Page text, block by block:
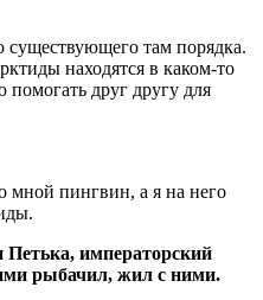
существующего там порядка.
находятся в каком-то
друг другу для
мной пингвин, а я на него
императорский
рыбачил, жил с ними.